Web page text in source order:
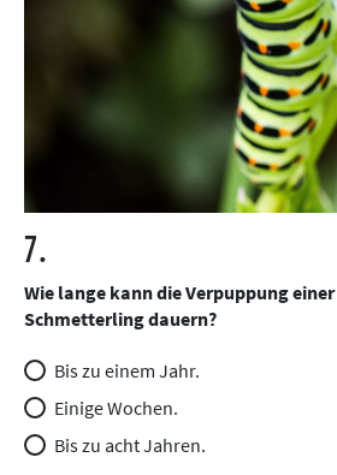
7.
Wie lange kann die Verpuppung
Schmetterling dauern?
Bis zu einem Jahr.
Einige Wochen.
Bis zu acht Jahren.